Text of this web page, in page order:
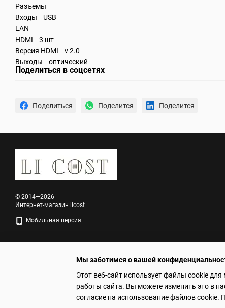
Разъемы
Входы USB
LAN
HDMI 3 шт
Версия HDMI v 2.0
Выходы оптический
Поделиться в соцсетях
Поделиться Поделится Поделится
© 2014—2026
Интернет-магазин licost
Мобильная версия
Мы заботимся о вашей
Этот веб-сайт использует файлы cookie
работы сайта. Вы можете изменить это в
согласие на использование файлов